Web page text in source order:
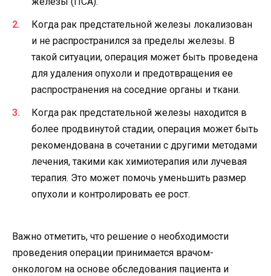
Когда рак предстательной железы локализован
и не распространился за пределы железы. В
такой ситуации, операция может быть проведена
для удаления опухоли и предотвращения ее
распространения на соседние органы и ткани.
Когда рак предстательной железы находится в
более продвинутой стадии, операция может быть
рекомендована в сочетании с другими методами
лечения, такими как химиотерапия или лучевая
терапия. Это может помочь уменьшить размер
опухоли и контролировать ее рост.
Важно отметить, что решение о необходимости
проведения операции принимается врачом-
онкологом на основе обследования пациента и